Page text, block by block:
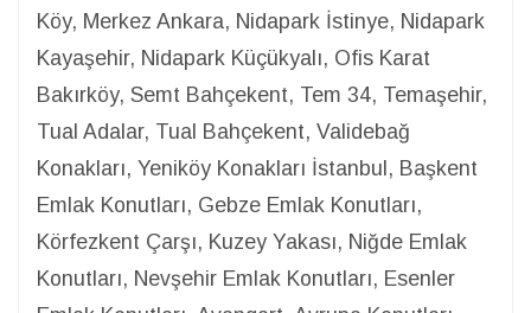
Köy, Merkez Ankara, Nidapark İstinye, Nidapark
Kayaşehir, Nidapark Küçükyalı, Ofis Karat
Bakırköy, Semt Bahçekent, Tem 34, Temaşehir,
Tual Adalar, Tual Bahçekent, Validebağ
Konakları, Yeniköy Konakları İstanbul, Başkent
Emlak Konutları, Gebze Emlak Konutları,
Körfezkent Çarşı, Kuzey Yakası, Niğde Emlak
Konutları, Nevşehir Emlak Konutları, Esenler